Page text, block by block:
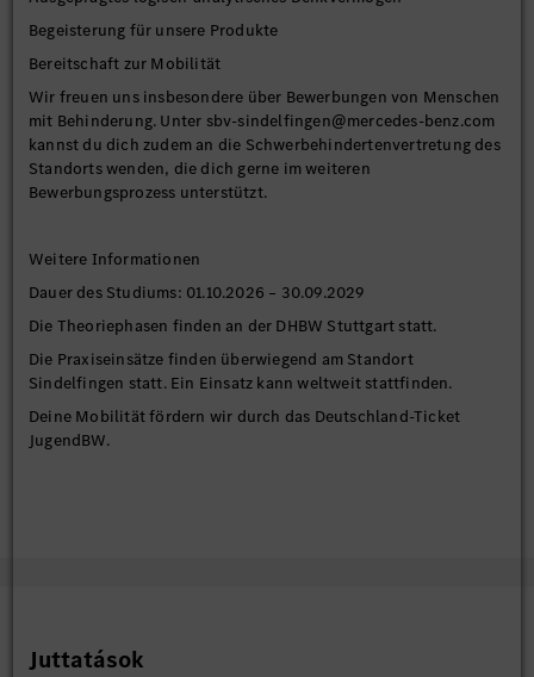
Begeisterung für unsere Produkte
Bereitschaft zur Mobilität
Wir freuen uns insbesondere über Bewerbungen von Menschen
mit Behinderung. Unter sbv-sindelfingen@mercedes-benz.com
kannst du dich zudem an die Schwerbehindertenvertretung des
Standorts wenden, die dich gerne im weiteren
Bewerbungsprozess unterstützt.
Weitere Informationen
Dauer des Studiums: 01.10.2026 – 30.09.2029
Die Theoriephasen finden an der DHBW Stuttgart statt.
Die Praxiseinsätze finden überwiegend am Standort
Sindelfingen statt. Ein Einsatz kann weltweit stattfinden.
Deine Mobilität fördern wir durch das Deutschland-Ticket
JugendBW.
Juttatások